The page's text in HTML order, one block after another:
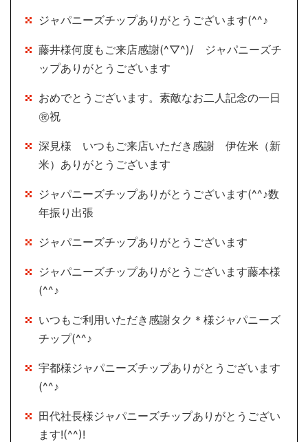
ジャパニーズチップありがとうございます(^^♪
藤井様何度もご来店感謝(^▽^)/ ジャパニーズチ
ップありがとうございます
おめでとうございます。素敵なお二人記念の一日
㊗祝
深見様 いつもご来店いただき感謝 伊佐米（新
米）ありがとうございます
ジャパニーズチップありがとうございます(^^♪数
年振り出張
ジャパニーズチップありがとうございます
ジャパニーズチップありがとうございます藤本様
(^^♪
いつもご利用いただき感謝タク＊様ジャパニーズ
チップ(^^♪
宇都様ジャパニーズチップありがとうございます
(^^♪
田代社長様ジャパニーズチップありがとうござい
ます!(^^)!